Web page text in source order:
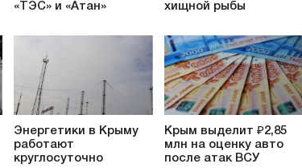
«ТЭС» и «Атан»
хищной рыбы
Энергетики в Крыму
работают
круглосуточно
Крым выделит ₽2,85
млн на оценку авто
после атак ВСУ